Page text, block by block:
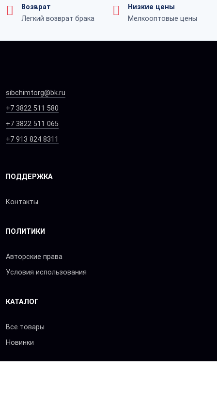
Возврат
Легкий возврат брака
Низкие цены
Мелкооптовые цены
sibchimtorg@bk.ru
+7 3822 511 580
+7 3822 511 065
+7 913 824 8311
ПОДДЕРЖКА
Контакты
ПОЛИТИКИ
Авторские права
Условия использования
КАТАЛОГ
Все товары
Новинки